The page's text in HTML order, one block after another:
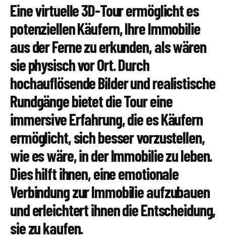
Eine virtuelle 3D-Tour ermöglicht es
potenziellen Käufern, Ihre Immobilie
aus der Ferne zu erkunden, als wären
sie physisch vor Ort. Durch
hochauflösende Bilder und realistische
Rundgänge bietet die Tour eine
immersive Erfahrung, die es Käufern
ermöglicht, sich besser vorzustellen,
wie es wäre, in der Immobilie zu leben.
Dies hilft ihnen, eine emotionale
Verbindung zur Immobilie aufzubauen
und erleichtert ihnen die Entscheidung,
sie zu kaufen.